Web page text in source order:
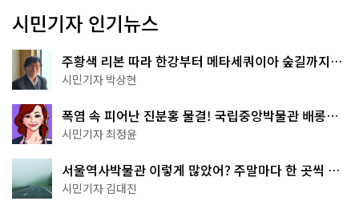
시민기자 인기뉴스
주황색 리본 따라 한강부터 메타세쿼이아 숲길까지…
서울둘레길 15코스
시민기자 박상현
폭염 속 피어난 진분홍 물결! 국립중앙박물관 배롱나
무 명소
시민기자 최정윤
서울역사박물관 이렇게 많았어? 주말마다 한 곳씩 떠
나는 역사 산책
시민기자 김대진